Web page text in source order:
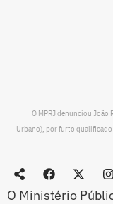
O MPRJ denunciou João
Urbano), por furto
O Ministério